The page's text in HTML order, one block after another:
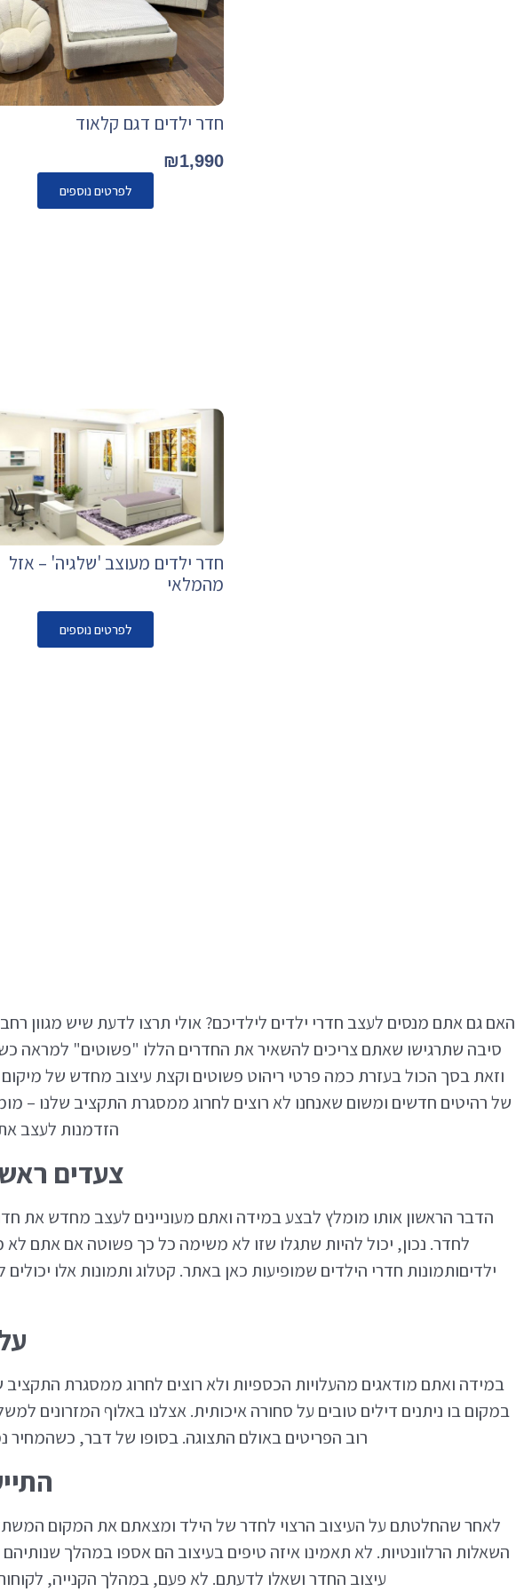
חדר ילדים דגם קלאוד
₪1,990
לפרטים נוספים
חדר ילדים מעוצב 'שלגיה' – אזל
מהמלאי
לפרטים נוספים
האם גם אתם מנסים לעצב חדרי ילדים לילדיכם? אולי תרצו לדעת שיש מגוון
סיבה שתרגישו שאתם צריכים להשאיר את החדרים הללו "פשוטים" למראה
וזאת בסך הכול בעזרת כמה פרטי ריהוט פשוטים וקצת עיצוב מחדש של
של רהיטים חדשים ומשום שאנחנו לא רוצים לחרוג ממסגרת התקציב שלנו –
הזדמנות לעצב
צעדים
הדבר הראשון אותו מומלץ לבצע במידה ואתם מעוניינים לעצב מחדש את
לחדר. נכון, יכול להיות שתגלו שזו לא משימה כל כך פשוטה אם אתם
ילדיםותמונות חדרי הילדים שמופיעות כאן באתר. קטלוג ותמונות אלו
במידה ואתם מודאגים מהעלויות הכספיות ולא רוצים לחרוג ממסגרת
במקום בו ניתנים דילים טובים על סחורה איכותית. אצלנו באלוף המזרונים
רוב הפריטים באולם התצוגה. בסופו של דבר, כשהמחיר
לאחר שהחלטתם על העיצוב הרצוי לחדר של הילד ומצאתם את המקום
השאלות הרלוונטיות. לא תאמינו איזה טיפים בעיצוב הם אספו במהלך
עיצוב החדר ושאלו לדעתם. לא פעם, במהלך הקנייה,